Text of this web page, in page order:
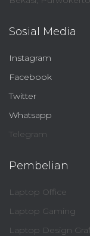
Sosial Media
Instagram
Facebook
Twitter
Whatsapp
Telegram
Pembelian
Laptop Office
Laptop Gaming
Laptop Design